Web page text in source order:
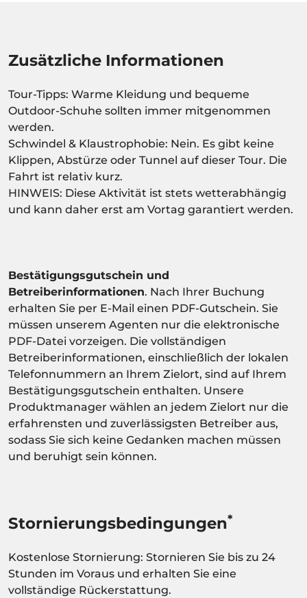
Zusätzliche Informationen
Tour-Tipps: Warme Kleidung und bequeme
Outdoor-Schuhe sollten immer mitgenommen
werden.
Schwindel & Klaustrophobie: Nein. Es gibt keine
Klippen, Abstürze oder Tunnel auf dieser Tour. Die
Fahrt ist relativ kurz.
HINWEIS: Diese Aktivität ist stets wetterabhängig
und kann daher erst am Vortag garantiert werden.
Bestätigungsgutschein und
Betreiberinformationen. Nach Ihrer Buchung
erhalten Sie per E-Mail einen PDF-Gutschein. Sie
müssen unserem Agenten nur die elektronische
PDF-Datei vorzeigen. Die vollständigen
Betreiberinformationen, einschließlich der lokalen
Telefonnummern an Ihrem Zielort, sind auf Ihrem
Bestätigungsgutschein enthalten. Unsere
Produktmanager wählen an jedem Zielort nur die
erfahrensten und zuverlässigsten Betreiber aus,
sodass Sie sich keine Gedanken machen müssen
und beruhigt sein können.
Stornierungsbedingungen*
Kostenlose Stornierung: Stornieren Sie bis zu 24
Stunden im Voraus und erhalten Sie eine
vollständige Rückerstattung.